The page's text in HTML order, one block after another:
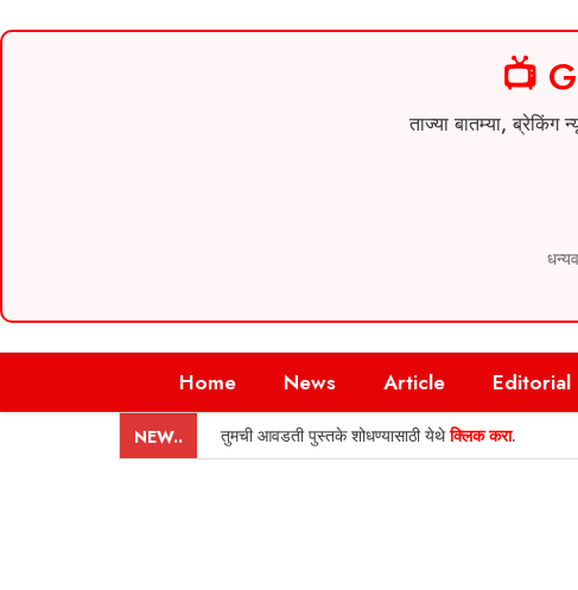
📺
ताज्या बातम्या,
Home News Article Editorial
NEW.. तुमची आवडती पुस्तके शोधण्यासाठी येथेक्लिक करा.